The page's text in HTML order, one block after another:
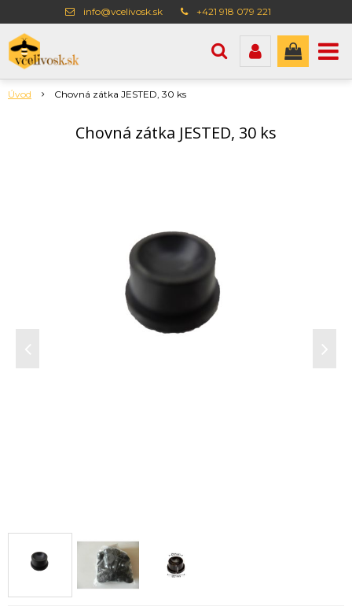
info@vcelivosk.sk +421 918 079 221
Úvod Chovná zátka JESTED, 30 ks
Chovná zátka JESTED, 30 ks